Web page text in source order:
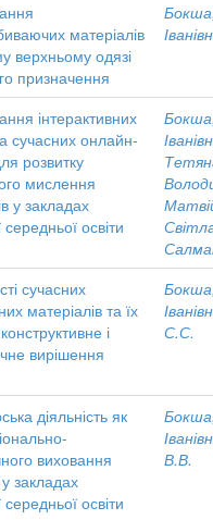
матеріалів
верхньому одязі
призначення
інтерактивних
сучасних онлайн-
розвитку
мислення
у закладах
середньої освіти
сучасних
матеріалів та їх
і
вирішення
С.С.
діяльність як
виховання
закладах
середньої освіти
В.В.